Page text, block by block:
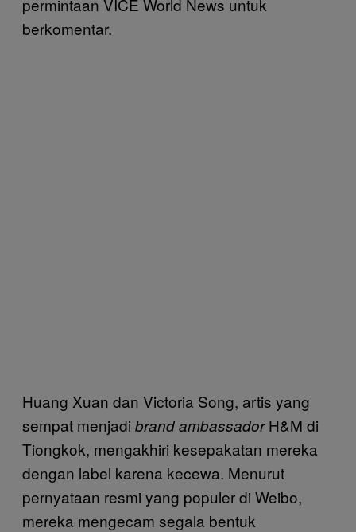
berkomentar.
Huang Xuan dan Victoria Song, artis yang
sempat menjadi brand ambassadorH&M di
Tiongkok, mengakhiri kesepakatan mereka
dengan label karena kecewa. Menurut
pernyataan resmi yang populer di Weibo,
mereka mengecam segala bentuk